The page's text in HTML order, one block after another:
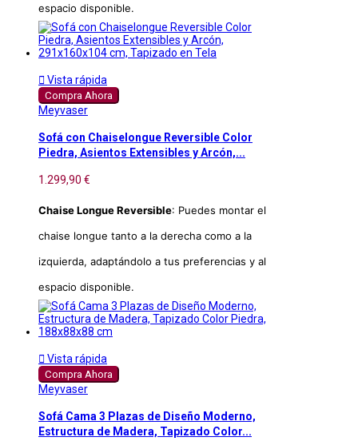
espacio disponible.
 Vista rápida
Compra Ahora
Meyvaser
Sofá con Chaiselongue Reversible Color
Piedra, Asientos Extensibles y Arcón,...
1.299,90 €
Chaise Longue Reversible: Puedes montar el
chaise longue tanto a la derecha como a la
izquierda, adaptándolo a tus preferencias y al
espacio disponible.
 Vista rápida
Compra Ahora
Meyvaser
Sofá Cama 3 Plazas de Diseño Moderno,
Estructura de Madera, Tapizado Color...